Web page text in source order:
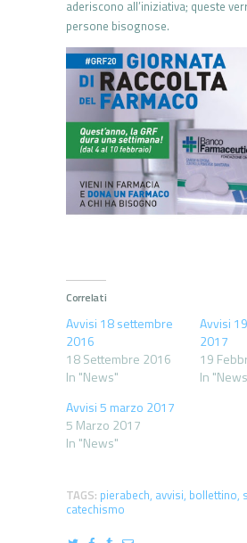
aderiscono all’iniziativa; queste
persone bisognose.
Correlati
Avvisi 18 settembre
2016
18 Settembre 2016
In "News"
Avvisi
2017
19
In
Avvisi 5 marzo 2017
5 Marzo 2017
In "News"
TAGS: pierabech, avvisi, bollettino,
catechismo